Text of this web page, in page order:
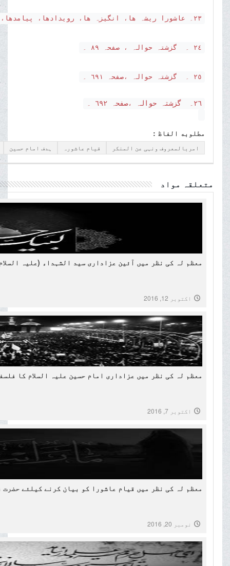
٢٣۔ عاشورا ریشہ ھا، انگیزہ ھا، رویدادھا، پیامدھا، صفحہ ٨١ ۔
٢٤ ۔ گزشتہ حوالہ ، صفحہ ٨٩ ۔
٢٥ ۔ گزشتہ حوالہ ،صفحہ ٦٩١ ۔
٢٦۔ گزشتہ حوالہ ،صفحہ ٦٩٢ ۔
مطلوبه الفاظ :
امربالمعروف ونہی عن المنکر قیام عاشورہ ہدف امام حسین
متعلقہ مواد
معظم لہ کی نظر میں آئین عزاداری سید الشہداء (علیہ
اکتوبر 12, 2016
معظم لہ کی نظر میں عزاداری امام حسین علیہ السلام کا
اکتوبر 7, 2016
معظم لہ کی نظر میں قیام عاشورا کو بیان کرنے کیلئے
نومبر 20, 2016